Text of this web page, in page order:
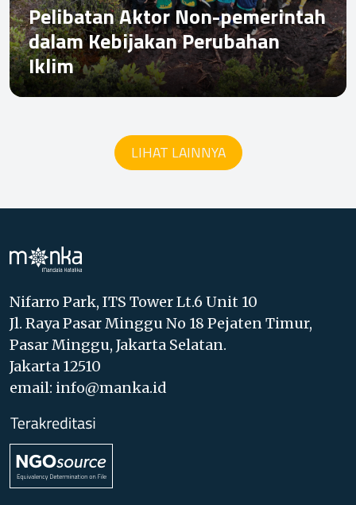
Pelibatan Aktor Non-pemerintah
dalam Kebijakan Perubahan
Iklim
LIHAT LAINNYA
Nifarro Park, ITS Tower Lt.6 Unit 10
Jl. Raya Pasar Minggu No 18 Pejaten Timur,
Pasar Minggu, Jakarta Selatan.
Jakarta 12510
email: info@manka.id